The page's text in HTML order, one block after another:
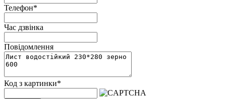
Телефон*
Час дзвінка
Повідомлення
Код з картинки*